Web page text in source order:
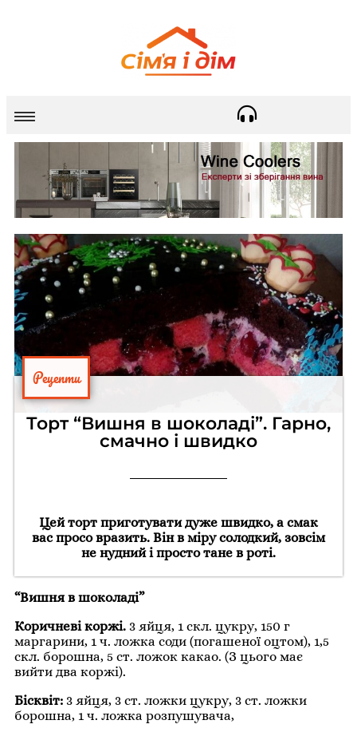
Рецепти
Торт “Вишня в шоколаді”. Гарно,
смачно і швидко
Цей торт приготувати дуже швидко, а смак
вас просо вразить. Він в міру солодкий, зовсім
не нудний і просто тане в роті.
“Вишня в шоколаді”
Коричневі коржі. 3 яйця, 1 скл. цукру, 150 г
маргарини, 1 ч. ложка соди (погашеної оцтом), 1,5
скл. борошна, 5 ст. ложок какао. (З цього має
вийти два коржі).
Бісквіт: 3 яйця, 3 ст. ложки цукру, 3 ст. ложки
борошна, 1 ч. ложка розпушувача,